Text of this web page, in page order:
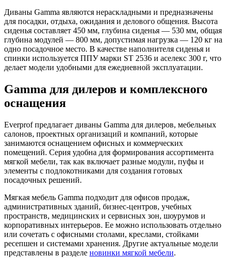
Диваны Gamma являются нераскладными и предназначены
для посадки, отдыха, ожидания и делового общения. Высота
сиденья составляет 450 мм, глубина сиденья — 530 мм, общая
глубина модулей — 800 мм, допустимая нагрузка — 120 кг на
одно посадочное место. В качестве наполнителя сиденья и
спинки используется ППУ марки ST 2536 и аселекс 300 г, что
делает модели удобными для ежедневной эксплуатации.
Gamma для дилеров и комплексного
оснащения
Everprof предлагает диваны Gamma для дилеров, мебельных
салонов, проектных организаций и компаний, которые
занимаются оснащением офисных и коммерческих
помещений. Серия удобна для формирования ассортимента
мягкой мебели, так как включает разные модули, пуфы и
элементы с подлокотниками для создания готовых
посадочных решений.
Мягкая мебель Gamma подходит для офисов продаж,
административных зданий, бизнес-центров, учебных
пространств, медицинских и сервисных зон, шоурумов и
корпоративных интерьеров. Ее можно использовать отдельно
или сочетать с офисными столами, креслами, стойками
ресепшен и системами хранения. Другие актуальные модели
представлены в разделе новинки мягкой мебели.